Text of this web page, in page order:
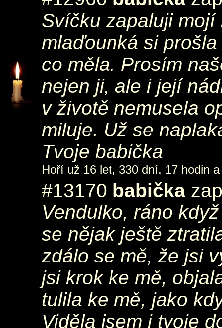
Svíčku zapaluji
mlaďounká si
co měla. Prosím
nejen ji, ale i její
v životě nemusela
miluje. Už se
Tvoje babička
Hoří už 16 let, 330 dní, 17 hodin
#13170 babička
Vendulko, ráno
se nějak ještě
zdálo se mě, že jsi
jsi krok ke mě,
tulila ke mě, jako
Viděla jsem i tvoje